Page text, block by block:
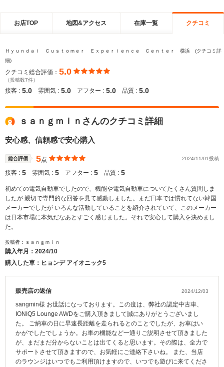
お店TOP 地図&アクセス 在庫一覧 クチコミ
Ｈｙｕｎｄａｉ Ｃｕｓｔｏｍｅｒ Ｅｘｐｅｒｉｅｎｃｅ Ｃｅｎｔｅｒ 横浜 (クチコミ詳
細)
クチコミ総合評価： 5.0
（投稿数7件）
接客 : 5.0 雰囲気 : 5.0 アフター : 5.0 品質 : 5.0
ｓａｎｇｍｉｎさんのクチコミ詳細
安心感、信頼感で安心購入
総合評価 5点 2024/11/01投稿
接客 : 5 雰囲気 : 5 アフター : 5 品質 : 5
初めての電気自動車でしたので、機能や電気自動車についてたくさん質問しま
したが 親切で専門的な回答を見て感動しました。まだ日本では慣れてない韓国
メーカーでしたが いろんな活動していることを紹介されていて、このメーカー
は日本市場に本気だなあとすごく感じました。それで安心して購入を決めまし
た。
投稿者：ｓａｎｇｍｉｎ
購入年月： 2024/10
購入した車：ヒョンデ アイオニック5
販売店の返信 2024/12/03
sangmin様 お世話になっております。この度は、弊社の認定中古車、
IONIQ5 Lounge AWDをご購入頂きまして誠にありがとうございまし
た。 ご納車の日に早速長距離を走られるとのことでしたが、お車はい
かがでしたでしょうか。お車の機能など一通りご説明させて頂きました
が、まだまだ分からないことは出てくると思います。その際は、全力で
サポートさせて頂きますので、お気軽にご連絡下さいね。 また、当店
のラウンジはいつでもご利用頂けますので、いつでも遊びに来てくださ